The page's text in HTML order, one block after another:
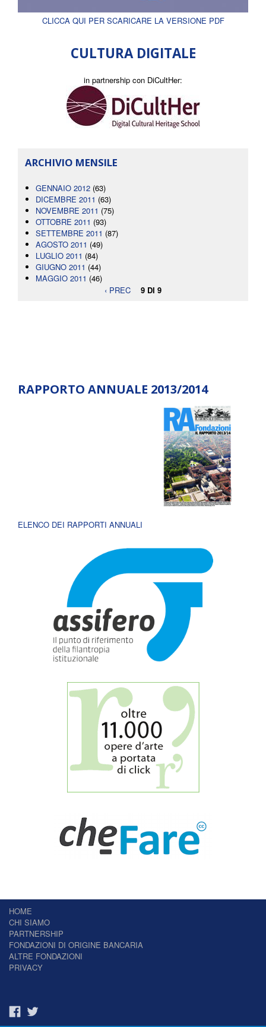
CLICCA QUI PER SCARICARE LA VERSIONE PDF
CULTURA DIGITALE
in partnership con DiCultHer:
ARCHIVIO MENSILE
GENNAIO 2012 (63)
DICEMBRE 2011 (63)
NOVEMBRE 2011 (75)
OTTOBRE 2011 (93)
SETTEMBRE 2011 (87)
AGOSTO 2011 (49)
LUGLIO 2011 (84)
GIUGNO 2011 (44)
MAGGIO 2011 (46)
‹ PREC
9 DI 9
RAPPORTO ANNUALE 2013/2014
ELENCO DEI RAPPORTI ANNUALI
HOME
CHI SIAMO
PARTNERSHIP
FONDAZIONI DI ORIGINE BANCARIA
ALTRE FONDAZIONI
PRIVACY